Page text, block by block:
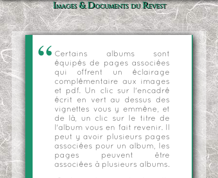
Images & Documents du Revest
Certains albums sont
équipés de pages associées
qui offrent un éclairage
complémentaire aux images
et pdf. Un clic sur l'encadré
écrit en vert au dessus des
vignettes vous y emmène, et
de là, un clic sur le titre de
l'album vous en fait revenir. Il
peut y avoir plusieurs pages
associées pour un album, les
pages peuvent être
associées à plusieurs albums.